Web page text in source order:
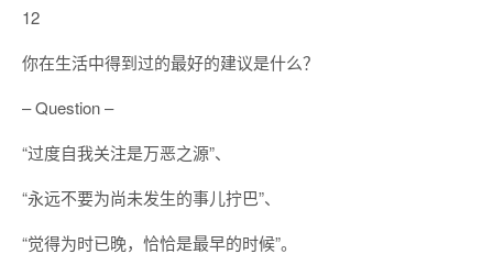
12
你在生活中得到过的最好的建议是什么？
– Question –
“过度自我关注是万恶之源”、
“永远不要为尚未发生的事儿拧巴”、
“觉得为时已晚，恰恰是最早的时候”。